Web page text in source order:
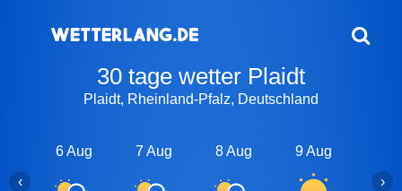
30 tage wetter Plaidt
Plaidt, Rheinland-Pfalz, Deutschland
6 Aug 7 Aug 8 Aug 9 Aug
‹ ›